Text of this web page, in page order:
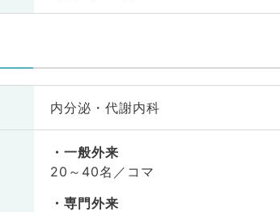
内分泌・代謝内科
一般外来
20～40名／コマ
専門外来